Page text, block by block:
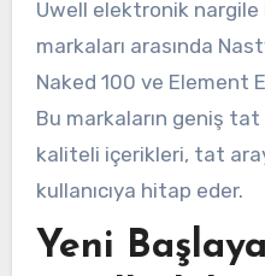
Uwell elektronik nargile
markaları arasında
Naked 100 ve Element
Bu markaların geniş
kaliteli içerikleri, tat
kullanıcıya hitap eder.
Yeni